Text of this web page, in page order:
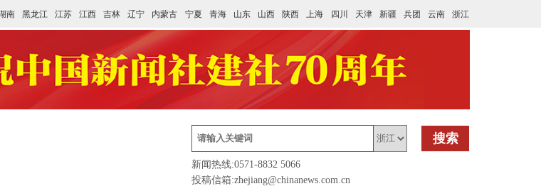
南 黑龙江 江苏 江西 吉林 辽宁 内蒙古 宁夏 青海 山东 山西 陕西 上海 四川 天津 新疆 兵团 云南 浙江
搜索
新闻热线:0571-8832 5066
投稿信箱:zhejiang@chinanews.com.cn